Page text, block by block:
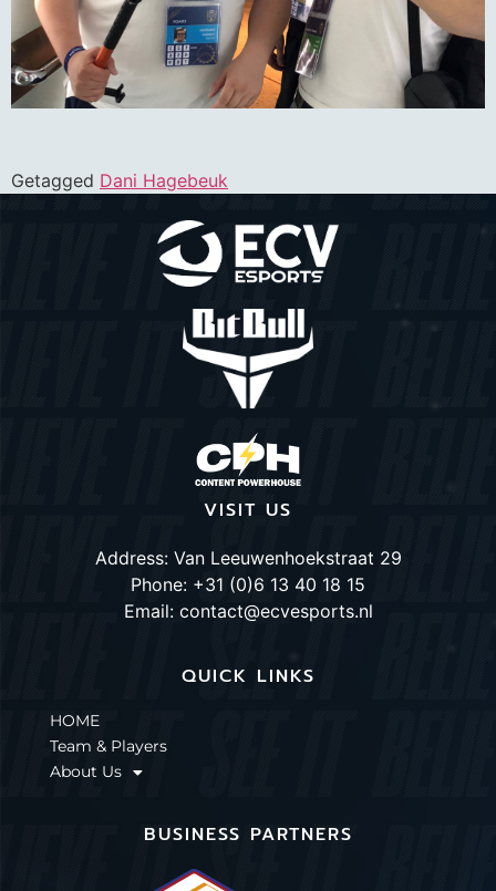
Getagged Dani Hagebeuk
VISIT US
Address: Van Leeuwenhoekstraat 29
Phone: +31 (0)6 13 40 18 15
Email: contact@ecvesports.nl
QUICK LINKS
HOME
Team & Players
About Us
BUSINESS PARTNERS